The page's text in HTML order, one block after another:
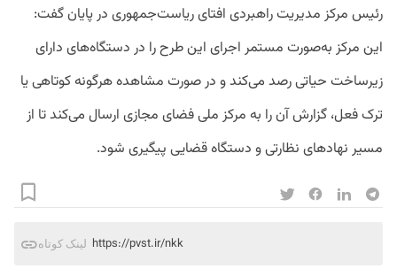
رئیس مرکز مدیریت راهبردی افتای ریاست‌جمهوری در پایان گفت:
این مرکز به‌صورت مستمر اجرای این طرح را در دستگاه‌های دارای
زیرساخت حیاتی رصد می‌کند و در صورت مشاهده هرگونه کوتاهی یا
ترک فعل، گزارش آن را به مرکز ملی فضای مجازی ارسال می‌کند تا از
مسیر نهادهای نظارتی و دستگاه قضایی پیگیری شود.
لینک کوتاه https://pvst.ir/nkk